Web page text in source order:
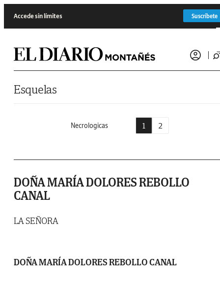
Accede sin límites Suscríbete
Esquelas
Necrologicas 1 2
DOÑA MARÍA DOLORES REBOLLO
CANAL
LA SEÑORA
DOÑA MARÍA DOLORES REBOLLO CANAL